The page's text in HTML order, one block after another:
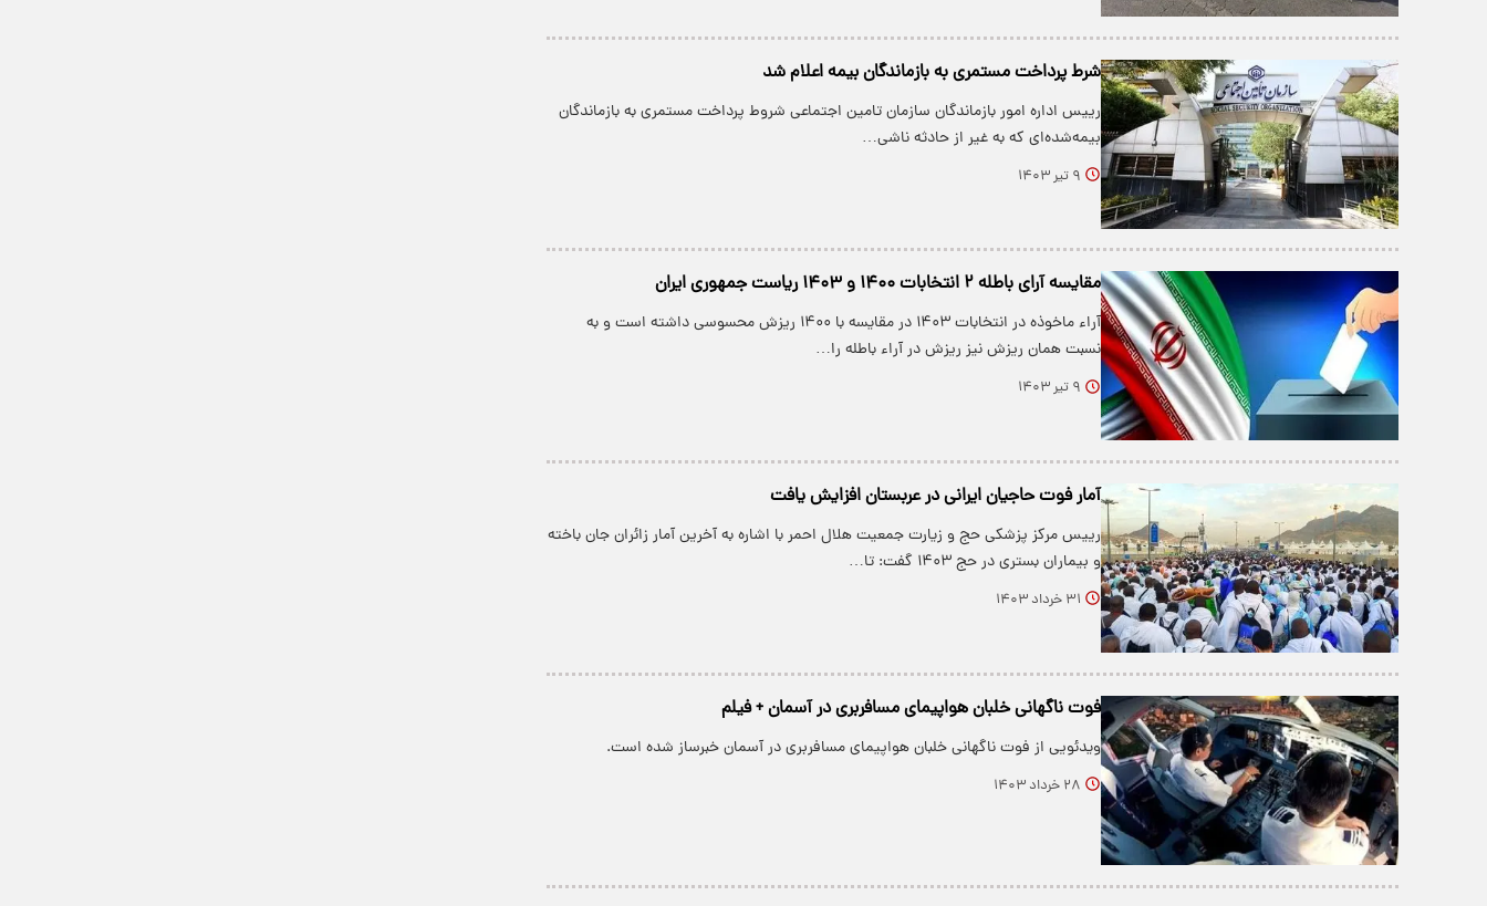
شرط پرداخت مستمری به بازماندگان بیمه اعلام شد
رییس اداره امور بازماندگان سازمان تامین اجتماعی شروط پرداخت مستمری به بازماندگان
بیمه‌شده‌ای که به غیر از حادثه ناشی…
۹ تیر ۱۴۰۳
مقایسه آرای باطله ۲ انتخابات ۱۴۰۰ و ۱۴۰۳ ریاست جمهوری ایران
آراء ماخوذه در انتخابات ۱۴۰۳ در مقایسه با ۱۴۰۰ ریزش محسوسی داشته است و به
نسبت همان ریزش نیز ریزش در آراء باطله را…
۹ تیر ۱۴۰۳
آمار فوت حاجیان ایرانی در عربستان افزایش یافت
رییس مرکز پزشکی حج و زیارت جمعیت هلال احمر با اشاره به آخرین آمار زائران جان باخته
و بیماران بستری در حج ۱۴۰۳ گفت: تا…
۳۱ خرداد ۱۴۰۳
فوت ناگهانی خلبان هواپیمای مسافربری در آسمان + فیلم
ویدئویی از فوت ناگهانی خلبان هواپیمای مسافربری در آسمان خبرساز شده است.
۲۸ خرداد ۱۴۰۳